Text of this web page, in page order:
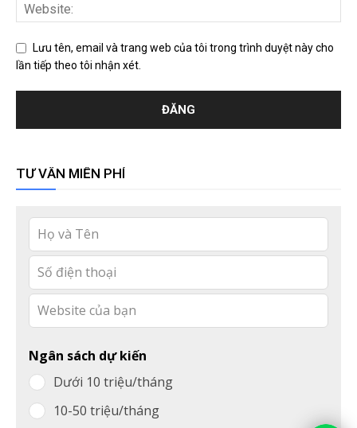
Lưu tên, email và trang web của tôi trong trình duyệt này cho
lần tiếp theo tôi nhận xét.
TƯ VẤN MIỄN PHÍ
this
field
blank
Ngân sách dự kiến
Dưới 10 triệu/tháng
10-50 triệu/tháng